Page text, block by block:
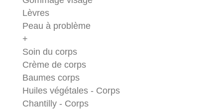
Lèvres
Peau à problème
+
Soin du corps
Crème de corps
Baumes corps
Huiles végétales - Corps
Chantilly - Corps